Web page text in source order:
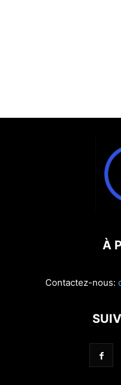
À
Contactez-nous: